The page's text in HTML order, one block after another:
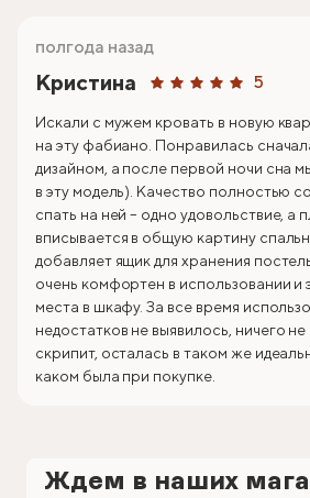
Кристина 5
полгода назад
Искали с мужем кровать в новую
на эту фабиано. Понравилась
дизайном, а после первой ночи сна
в эту модель). Качество полностью
спать на ней – одно удовольствие, а
вписывается в общую картину
добавляет ящик для хранения
очень комфортен в использовании и
места в шкафу. За все время
недостатков не выявилось, ничего
скрипит, осталась в таком же
каком была при покупке.
Ждем в наших